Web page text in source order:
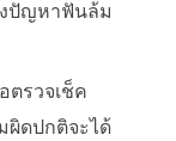
ปัญหาฟันล้ม
ตรวจเช็ค
ดปกติจะได้